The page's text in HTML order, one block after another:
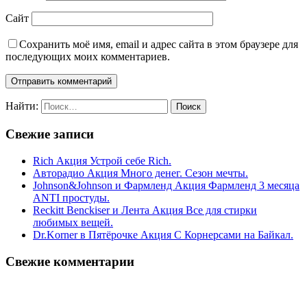
Сайт
Сохранить моё имя, email и адрес сайта в этом браузере для
последующих моих комментариев.
Найти:
Свежие записи
Rich Акция Устрой себе Rich.
Авторадио Акция Много денег. Сезон мечты.
Johnson&Johnson и Фармленд Акция Фармленд 3 месяца
ANTI простуды.
Reckitt Benckiser и Лента Акция Все для стирки
любимых вещей.
Dr.Korner в Пятёрочке Акция С Корнерсами на Байкал.
Свежие комментарии